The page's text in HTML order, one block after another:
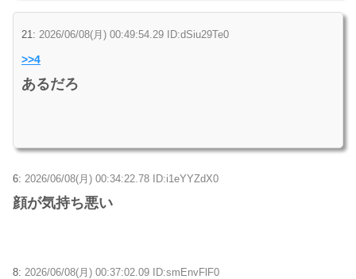
21: 2026/06/08(月) 00:49:54.29 ID:dSiu29Te0
>>4
あるだろ
6: 2026/06/08(月) 00:34:22.78 ID:i1eYYZdX0
顔が気持ち悪い
8: 2026/06/08(月) 00:37:02.09 ID:smEnvFlF0